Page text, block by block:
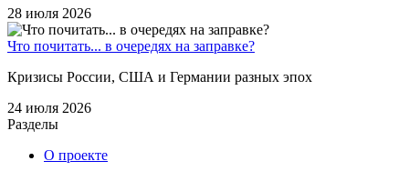
28 июля 2026
Что почитать... в очередях на заправке?
Кризисы России, США и Германии разных эпох
24 июля 2026
Разделы
О проекте